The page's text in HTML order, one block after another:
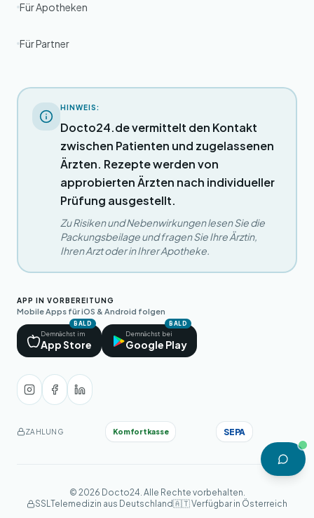
Für Apotheken
Für Partner
HINWEIS:
Docto24.de vermittelt den Kontakt
zwischen Patienten und zugelassenen
Ärzten. Rezepte werden von
approbierten Ärzten nach individueller
Prüfung ausgestellt.
Zu Risiken und Nebenwirkungen lesen Sie die
Packungsbeilage und fragen Sie Ihre Ärztin,
Ihren Arzt oder in Ihrer Apotheke.
APP IN VORBEREITUNG
Mobile Apps für iOS & Android folgen
BALD
Demnächst im
App Store
BALD
Demnächst bei
Google Play
ZAHLUNG Komfortkasse SEPA
© 2026 Docto24. Alle Rechte vorbehalten.
SSLTelemedizin aus Deutschland🇦🇹 Verfügbar in Österreich